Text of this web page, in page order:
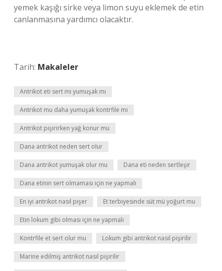
yemek kaşığı sirke veya limon suyu eklemek de etin
canlanmasına yardımcı olacaktır.
Tarih: Makaleler
Antrikot eti sert mi yumuşak mı
Antrikot mu daha yumuşak kontrfile mi
Antrikot pişirirken yağ konur mu
Dana antrikot neden sert olur
Dana antrikot yumuşak olur mu Dana eti neden sertleşir
Dana etinin sert olmaması için ne yapmalı
En iyi antrikot nasıl pişer Et terbiyesinde süt mü yoğurt mu
Etin lokum gibi olması için ne yapmalı
Kontrfile et sert olur mu Lokum gibi antrikot nasıl pişirilir
Marine edilmiş antrikot nasıl pişirilir